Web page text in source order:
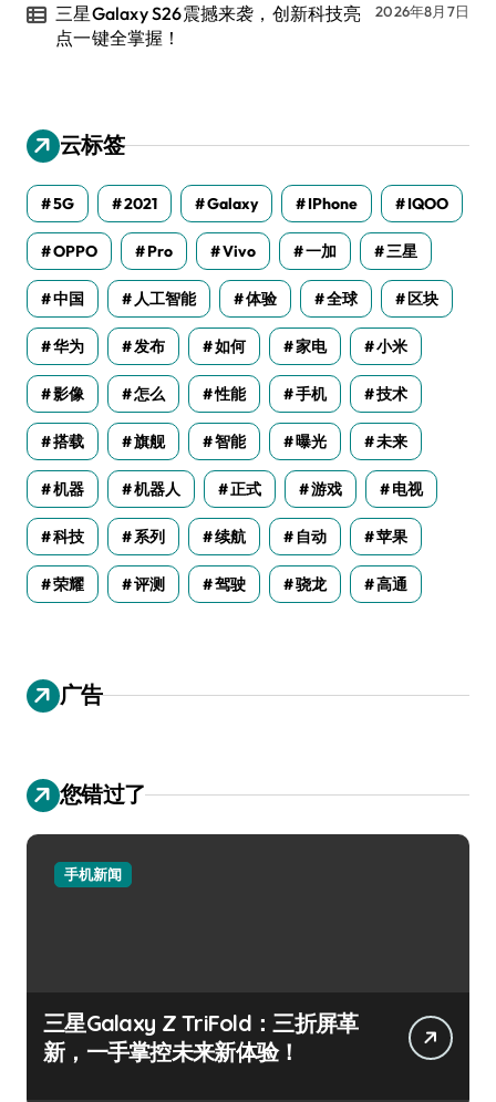
三星Galaxy S26震撼来袭，创新科技亮
点一键全掌握！
2026年8月7日
云标签
5G 2021 Galaxy IPhone IQOO
OPPO Pro Vivo 一加 三星
中国 人工智能 体验 全球 区块
华为 发布 如何 家电 小米
影像 怎么 性能 手机 技术
搭载 旗舰 智能 曝光 未来
机器 机器人 正式 游戏 电视
科技 系列 续航 自动 苹果
荣耀 评测 驾驶 骁龙 高通
广告
您错过了
手机新闻
三星Galaxy Z TriFold：三折屏革
新，一手掌控未来新体验！